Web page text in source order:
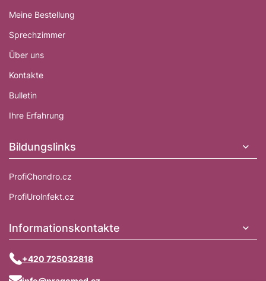
Meine Bestellung
Sprechzimmer
Über uns
Kontakte
Bulletin
Ihre Erfahrung
Bildungslinks
ProfiChondro.cz
ProfiUrolnfekt.cz
Informationskontakte
+420 725032818